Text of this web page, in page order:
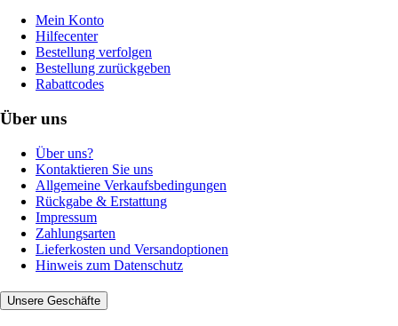
Mein Konto
Hilfecenter
Bestellung verfolgen
Bestellung zurückgeben
Rabattcodes
Über uns
Über uns?
Kontaktieren Sie uns
Allgemeine Verkaufsbedingungen
Rückgabe & Erstattung
Impressum
Zahlungsarten
Lieferkosten und Versandoptionen
Hinweis zum Datenschutz
Unsere Geschäfte